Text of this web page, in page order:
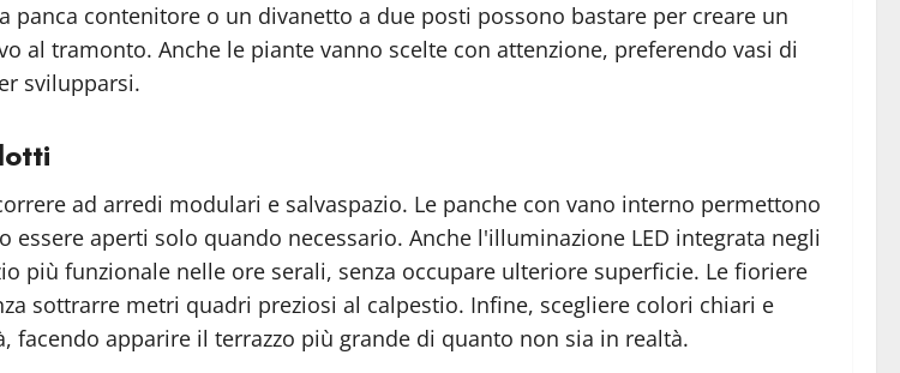
contenitore o un divanetto a due posti possono bastare per creare un
al tramonto. Anche le piante vanno scelte con attenzione, preferendo vasi di
svilupparsi.
ad arredi modulari e salvaspazio. Le panche con vano interno permettono
aperti solo quando necessario. Anche l'illuminazione LED integrata negli
più funzionale nelle ore serali, senza occupare ulteriore superficie. Le fioriere
sottrarre metri quadri preziosi al calpestio. Infine, scegliere colori chiari e
apparire il terrazzo più grande di quanto non sia in realtà.